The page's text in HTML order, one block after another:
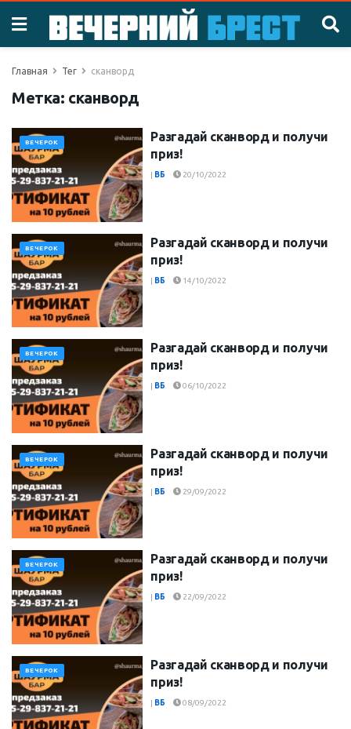
Главная Тег сканворд
Метка: сканворд
ВЕЧЕРОК
Разгадай сканворд и получи
приз!
| ВБ 20/10/2022
ВЕЧЕРОК
Разгадай сканворд и получи
приз!
| ВБ 14/10/2022
ВЕЧЕРОК
Разгадай сканворд и получи
приз!
| ВБ 06/10/2022
ВЕЧЕРОК
Разгадай сканворд и получи
приз!
| ВБ 29/09/2022
ВЕЧЕРОК
Разгадай сканворд и получи
приз!
| ВБ 22/09/2022
ВЕЧЕРОК
Разгадай сканворд и получи
приз!
| ВБ 08/09/2022